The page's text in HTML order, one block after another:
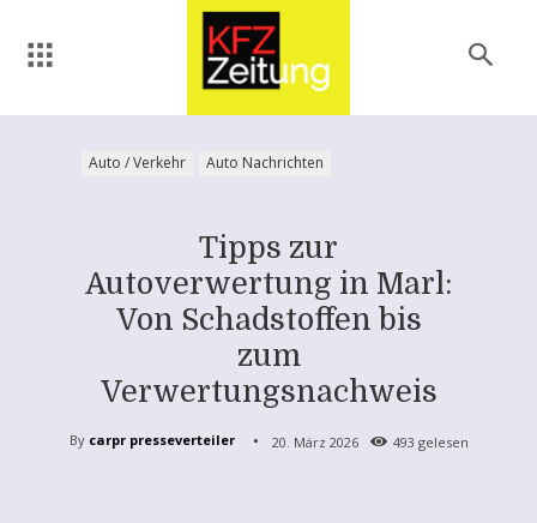
Auto / Verkehr Auto Nachrichten
Tipps zur
Autoverwertung in Marl:
Von Schadstoffen bis
zum
Verwertungsnachweis
By carpr presseverteiler 20. März 2026 493 gelesen